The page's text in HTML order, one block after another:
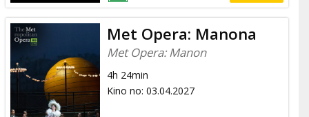
Met Opera: Manona
Met Opera: Manon
4h 24min
Kino no: 03.04.2027